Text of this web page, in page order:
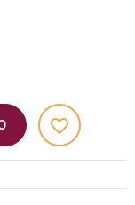
favorite_border